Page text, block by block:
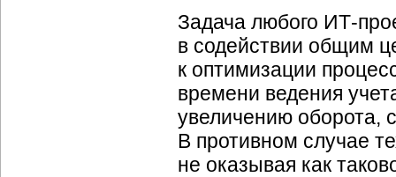
Задача любого ИТ-
в содействии общим
к оптимизации
времени ведения
увеличению оборота,
В противном случае
не оказывая как